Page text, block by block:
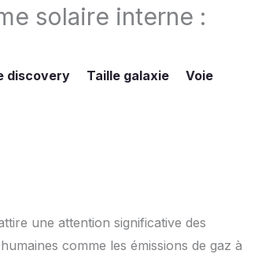
solaire interne :
discovery Taille galaxie
Voie
une attention significative des
comme les émissions de gaz à